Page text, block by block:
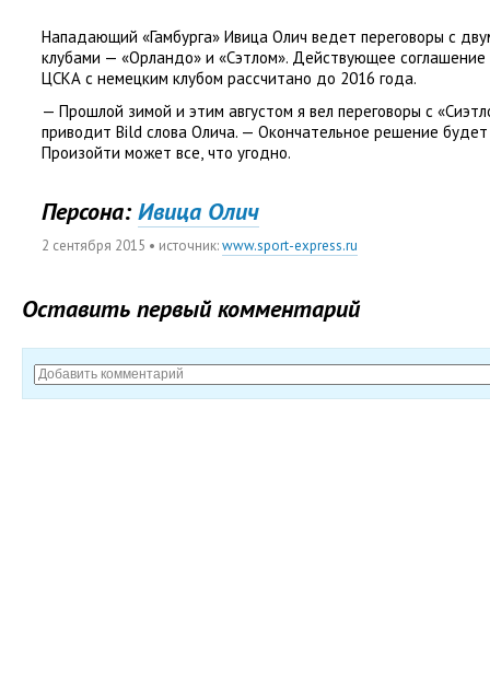
Нападающий «Гамбурга» Ивица Олич ведет переговоры с
клубами — «Орландо» и «Сэтлом». Действующее
ЦСКА с немецким клубом рассчитано до 2016 года.
— Прошлой зимой и этим августом я вел переговоры с
приводит Bild слова Олича. — Окончательное решение
Произойти может все, что угодно.
Персона: Ивица Олич
2 сентября 2015 • источник:www.sport-express.ru
Оставить первый комментарий